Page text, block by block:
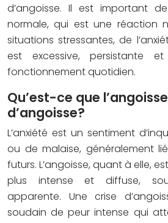
d’angoisse. Il est important
normale, qui est une réaction
situations stressantes, de
est excessive, persistante
fonctionnement quotidien.
Qu’est-ce que
d’angoisse?
L’anxiété est un sentiment
ou de malaise, généralement
futurs. L’angoisse, quant à elle,
plus intense et diffuse,
apparente. Une crise
soudain de peur intense qui